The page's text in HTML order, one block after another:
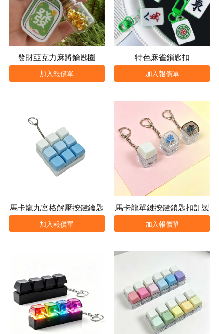
發財亞克力麻將鑰匙圈
加入報價單
特色麻雀鎖匙扣
加入報價單
馬卡龍九宮格解壓按鍵鑰匙
扣
加入報價單
馬卡龍單鍵按鍵鎖匙扣訂製
加入報價單